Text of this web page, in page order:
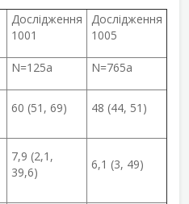
Дослідження
1001
Дослідження
1005
N=125a N=765a
60 (51, 69) 48 (44, 51)
7,9 (2,1,
39,6)
6,1 (3, 49)